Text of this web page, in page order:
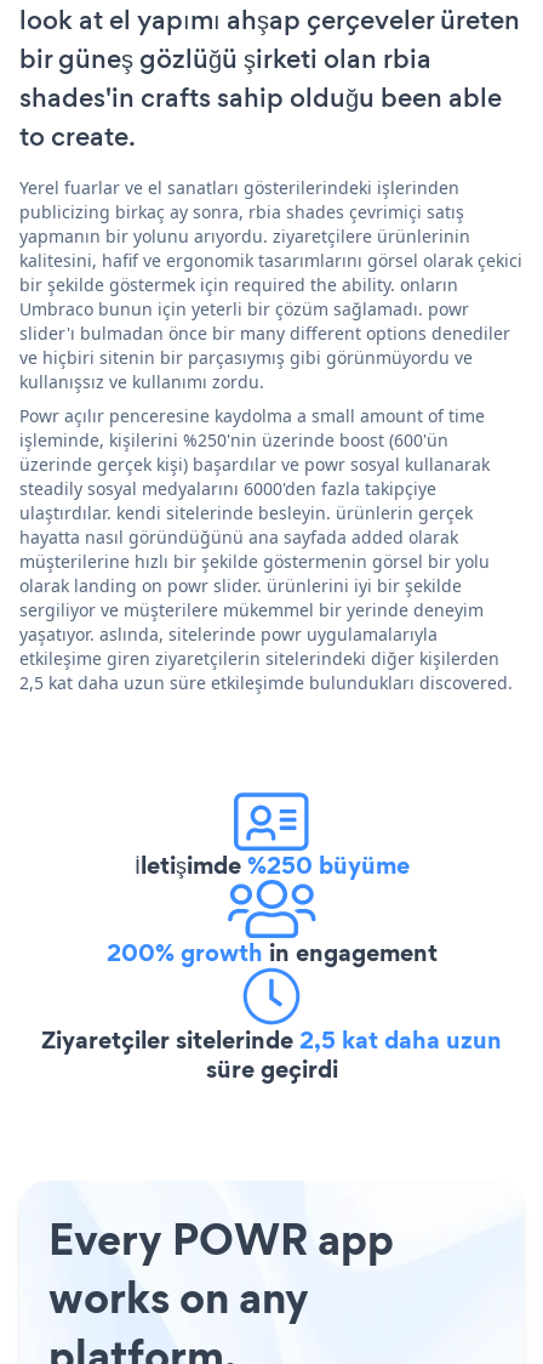
look at el yapımı ahşap çerçeveler üreten
bir güneş gözlüğü şirketi olan rbia
shades'in crafts sahip olduğu been able
to create.
Yerel fuarlar ve el sanatları gösterilerindeki işlerinden
publicizing birkaç ay sonra, rbia shades çevrimiçi satış
yapmanın bir yolunu arıyordu. ziyaretçilere ürünlerinin
kalitesini, hafif ve ergonomik tasarımlarını görsel olarak çekici
bir şekilde göstermek için required the ability. onların
Umbraco bunun için yeterli bir çözüm sağlamadı. powr
slider'ı bulmadan önce bir many different options denediler
ve hiçbiri sitenin bir parçasıymış gibi görünmüyordu ve
kullanışsız ve kullanımı zordu.
Powr açılır penceresine kaydolma a small amount of time
işleminde, kişilerini %250'nin üzerinde boost (600'ün
üzerinde gerçek kişi) başardılar ve powr sosyal kullanarak
steadily sosyal medyalarını 6000'den fazla takipçiye
ulaştırdılar. kendi sitelerinde besleyin. ürünlerin gerçek
hayatta nasıl göründüğünü ana sayfada added olarak
müşterilerine hızlı bir şekilde göstermenin görsel bir yolu
olarak landing on powr slider. ürünlerini iyi bir şekilde
sergiliyor ve müşterilere mükemmel bir yerinde deneyim
yaşatıyor. aslında, sitelerinde powr uygulamalarıyla
etkileşime giren ziyaretçilerin sitelerindeki diğer kişilerden
2,5 kat daha uzun süre etkileşimde bulundukları discovered.
İletişimde%250 büyüme
200% growth in engagement
Ziyaretçiler sitelerinde2,5 kat daha uzun
süre geçirdi
Every POWR app
works on any